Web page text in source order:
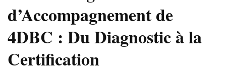
d’Accompagnement de
4DBC : Du Diagnostic à la
Certification